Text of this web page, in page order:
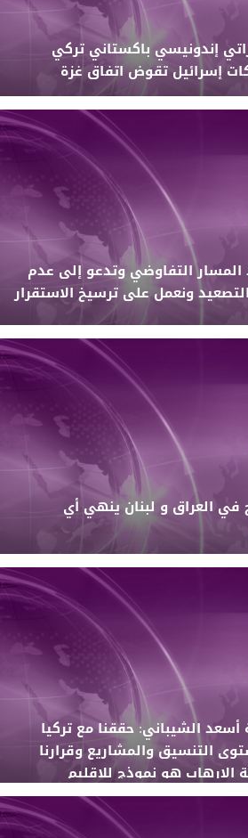
إندونيسي باكستاني تركي
إسرائيل تقوض اتفاق غزة
المسار التفاوضي وتدعو إلى عدم
ونعمل على ترسيخ الاستقرار
في العراق و لبنان ينهي أي
أسعد الشيباني: حققنا مع تركيا
التنسيق والمشاريع وقرارنا
الإرهاب هو نموذج للإقليم